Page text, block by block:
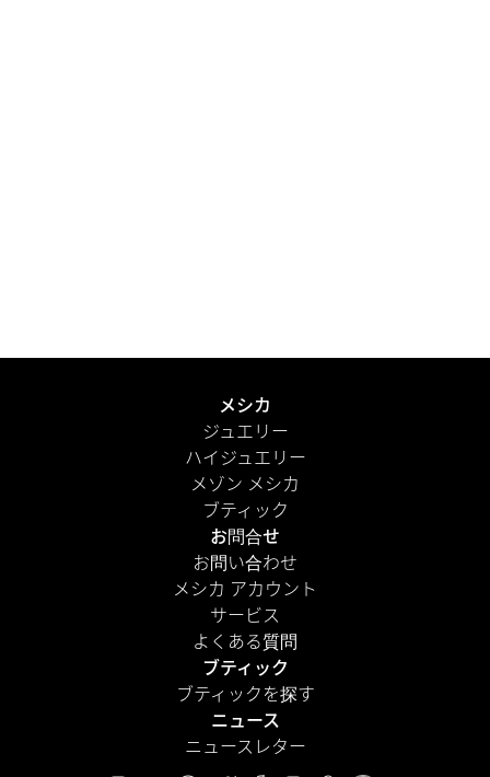
もっと見る
メシカ
ジュエリー
ハイジュエリー
メゾン メシカ
ブティック
お問合せ
お問い合わせ
メシカ アカウント
サービス
よくある質問
ブティック
ブティックを探す
ニュース
ニュースレター